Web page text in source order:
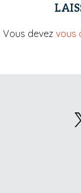
Vous devez vous